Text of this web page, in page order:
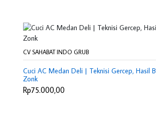
CV SAHABAT INDO GRUB
Cuci AC Medan Deli | Teknisi Gercep, Hasil
Zonk
Rp75.000,00